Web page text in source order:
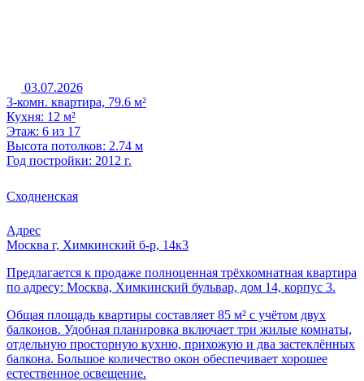
03.07.2026
3-комн. квартира, 79.6 м²
Кухня: 12 м²
Этаж: 6 из 17
Высота потолков: 2.74 м
Год постройки: 2012 г.
Сходненская
Адрес
Москва г, Химкинский б-р, 14к3
Предлагается к продаже полноценная трёхкомнатная квартира
по адресу: Москва, Химкинский бульвар, дом 14, корпус 3.
Общая площадь квартиры составляет 85 м² с учётом двух
балконов. Удобная планировка включает три жилые комнаты,
отдельную просторную кухню, прихожую и два застеклённых
балкона. Большое количество окон обеспечивает хорошее
естественное освещение.